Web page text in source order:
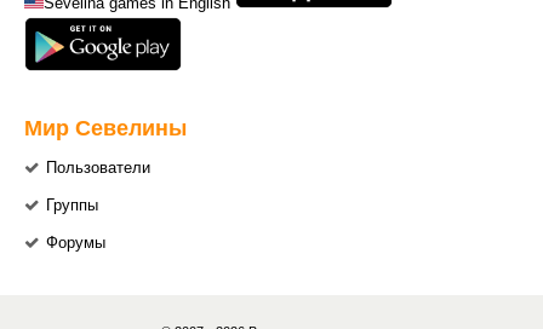
Мир Севелины
Пользователи
Группы
Форумы